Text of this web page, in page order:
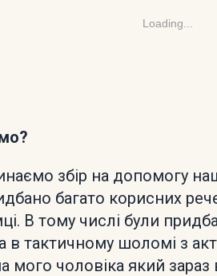
Loading...
збір на допомогу
багато корисних
В тому числі були
в тактичному шоломі з
мого чоловіка який